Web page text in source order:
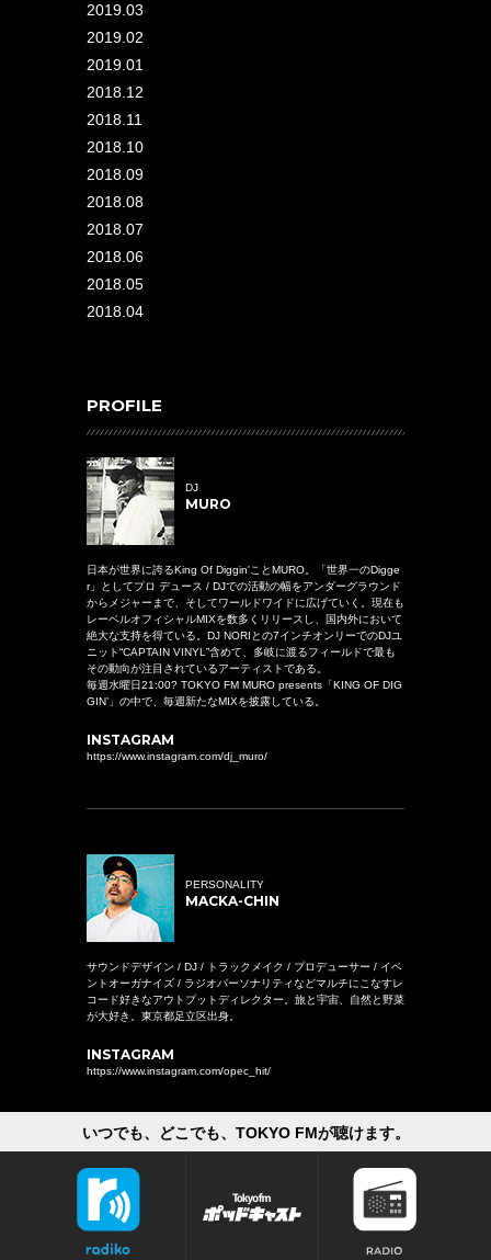
2019.03
2019.02
2019.01
2018.12
2018.11
2018.10
2018.09
2018.08
2018.07
2018.06
2018.05
2018.04
PROFILE
DJ
MURO
日本が世界に誇るKing Of Diggin'ことMURO。「世界一のDigge
r」としてプロ デュース / DJでの活動の幅をアンダーグラウンド
からメジャーまで、そしてワールドワイドに広げていく。現在も
レーベルオフィシャルMIXを数多くリリースし、国内外において
絶大な支持を得ている。DJ NORIとの7インチオンリーでのDJユ
ニット“CAPTAIN VINYL”含めて、多岐に渡るフィールドで最も
その動向が注目されているアーティストである。
毎週水曜日21:00? TOKYO FM MURO presents「KING OF DIG
GIN’」の中で、毎週新たなMIXを披露している。
INSTAGRAM
https://www.instagram.com/dj_muro/
PERSONALITY
MACKA-CHIN
サウンドデザイン / DJ / トラックメイク / プロデューサー / イベ
ントオーガナイズ / ラジオパーソナリティなどマルチにこなすレ
コード好きなアウトプットディレクター。旅と宇宙、自然と野菜
が大好き。東京都足立区出身。
INSTAGRAM
https://www.instagram.com/opec_hit/
いつでも、どこでも、TOKYO FMが聴けます。